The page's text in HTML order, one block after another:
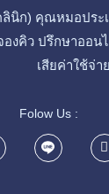
ลินิก) คุณหมอประ
องคิว ปรึกษาอ
เสียค่าใช้จ่าย
Folow Us :